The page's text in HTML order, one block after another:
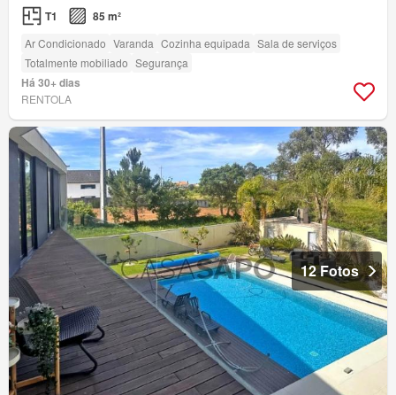
T1 85 m²
Ar Condicionado Varanda Cozinha equipada Sala de serviços
Totalmente mobiliado Segurança
Há 30+ dias
RENTOLA
12 Fotos